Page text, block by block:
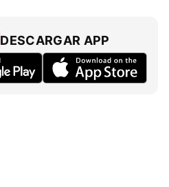
DESCARGAR APP